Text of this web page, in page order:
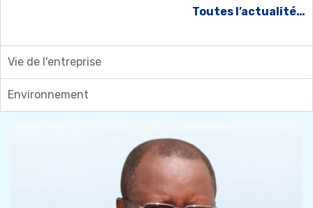
Toutes l’actualité…
Vie de l'entreprise
Environnement